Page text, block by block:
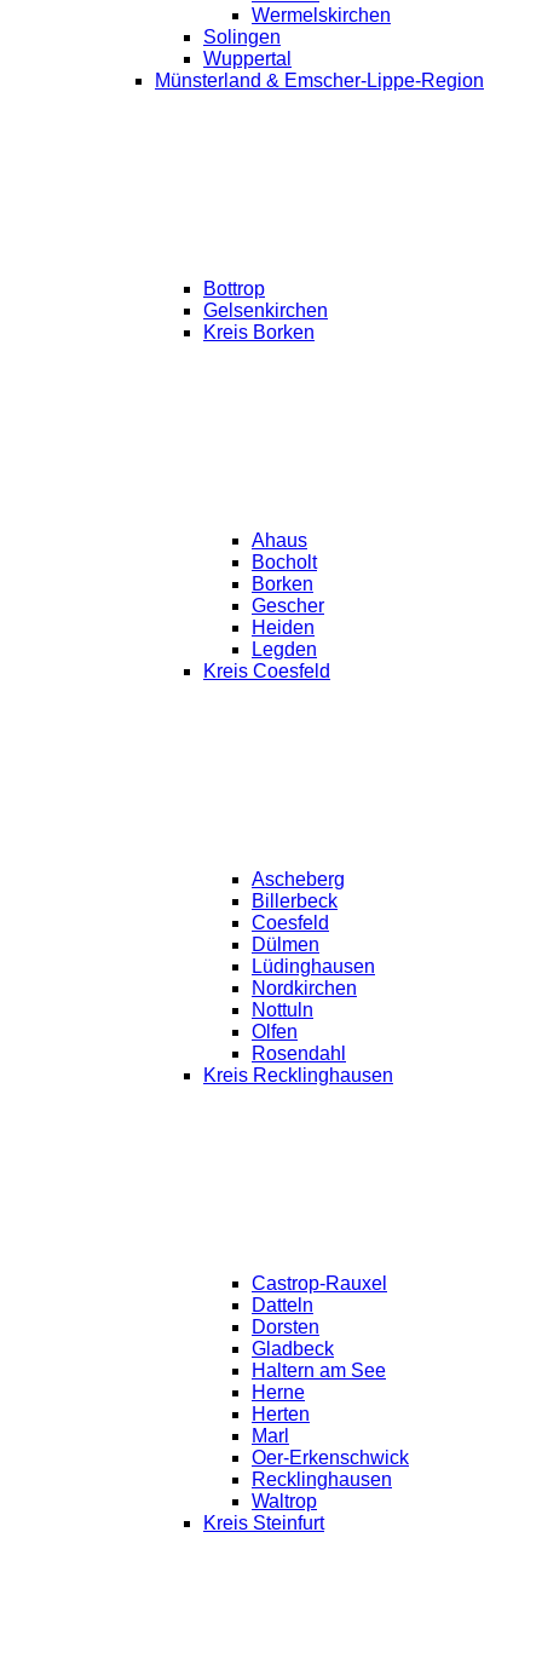
Wermelskirchen
Solingen
Wuppertal
Münsterland & Emscher-Lippe-Region
Bottrop
Gelsenkirchen
Kreis Borken
Ahaus
Bocholt
Borken
Gescher
Heiden
Legden
Kreis Coesfeld
Ascheberg
Billerbeck
Coesfeld
Dülmen
Lüdinghausen
Nordkirchen
Nottuln
Olfen
Rosendahl
Kreis Recklinghausen
Castrop-Rauxel
Datteln
Dorsten
Gladbeck
Haltern am See
Herne
Herten
Marl
Oer-Erkenschwick
Recklinghausen
Waltrop
Kreis Steinfurt